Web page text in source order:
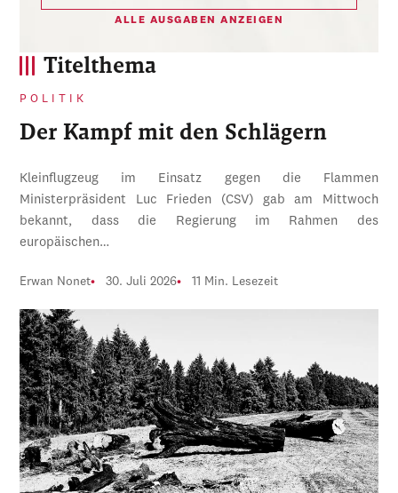
Titelthema
POLITIK
Der Kampf mit den Schlägern
Kleinflugzeug im Einsatz gegen die Flammen
Ministerpräsident Luc Frieden (CSV) gab am Mittwoch
bekannt, dass die Regierung im Rahmen des
europäischen…
Erwan Nonet 30. Juli 2026 11 Min. Lesezeit
ALLE AUSGABEN ANZEIGEN